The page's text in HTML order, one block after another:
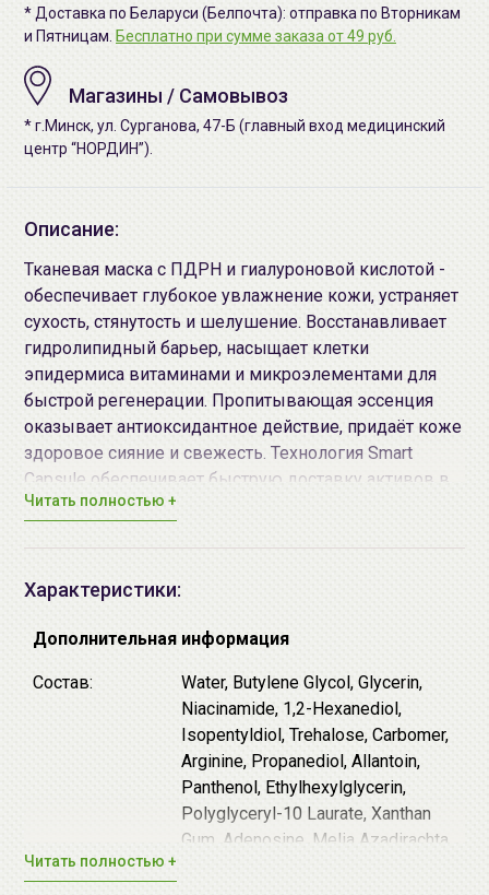
* Доставка по Беларуси (Белпочта): отправка по Вторникам
и Пятницам. Бесплатно при сумме заказа от 49 руб.
Магазины / Самовывоз
* г.Минск, ул. Сурганова, 47-Б (главный вход медицинский
центр “НОРДИН”).
Описание:
Тканевая маска с ПДРН и гиалуроновой кислотой -
обеспечивает глубокое увлажнение кожи, устраняет
сухость, стянутость и шелушение. Восстанавливает
гидролипидный барьер, насыщает клетки
эпидермиса витаминами и микроэлементами для
быстрой регенерации. Пропитывающая эссенция
оказывает антиоксидантное действие, придаёт коже
здоровое сияние и свежесть. Технология Smart
Capsule обеспечивает быструю доставку активов в
глубокие слои эпидермиса и обеспечивает
эластичность и гладкость кожи, способствует
сухостью.
ПДРН
(Sodium DNA, 100ppm) - полинуклеотиды с
низкой молекулярной массой, синтезированные
из ДНК молок лососёвых рыб. Они запускают
процессы восстановления эпидермиса и
выработки новых коллагеновых и эластиновых
волокон, восстанавливают повреждение кожи,
вызванное преждевременным старением,
чрезмерной инсоляцией и агрессивным
Читать полностью +
Характеристики:
Дополнительная информация
Состав:
Water, Butylene Glycol, Glycerin,
Niacinamide, 1,2-Hexanediol,
Isopentyldiol, Trehalose, Carbomer,
Arginine, Propanediol, Allantoin,
Panthenol, Ethylhexylglycerin,
Polyglyceryl-10 Laurate, Xanthan
Gum, Adenosine, Melia Azadirachta
Читать полностью +